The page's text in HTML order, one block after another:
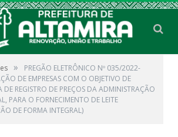
»
PREGÃO ELETRÔNICO Nº 035/2022-
DE EMPRESAS COM O OBJETIVO DE
DE REGISTRO DE PREÇOS DA ADMINISTRAÇÃO
PARA O FORNECIMENTO DE LEITE
DE FORMA INTEGRAL)